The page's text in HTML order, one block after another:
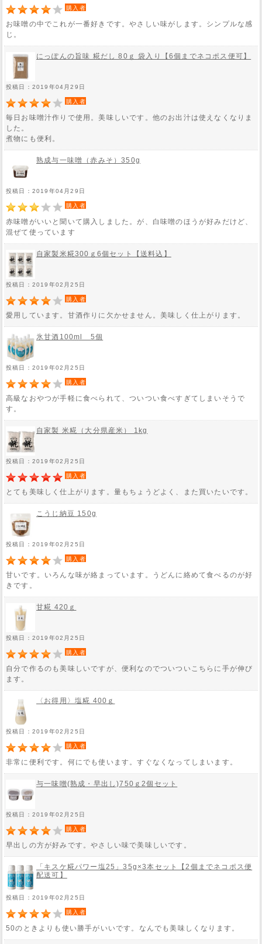
購入者
お味噌の中でこれが一番好きです。やさしい味がします。シンプルな感
じ。
にっぽんの旨味 糀だし 80ｇ 袋入り【6個までネコポス便可】
投稿日：2019年04月29日
購入者
毎日お味噌汁作りで使用。美味しいです。他のお出汁は使えなくなりま
した。
煮物にも便利。
熟成与一味噌（赤みそ）350g
投稿日：2019年04月29日
購入者
赤味噌がいいと聞いて購入しました。が、白味噌のほうが好みだけど、
混ぜて使っています
自家製米糀300ｇ6個セット【送料込】
投稿日：2019年02月25日
購入者
愛用しています。甘酒作りに欠かせません。美味しく仕上がります。
氷甘酒100ml 5個
投稿日：2019年02月25日
購入者
高級なおやつが手軽に食べられて、ついつい食べすぎてしまいそうで
す。
自家製 米糀（大分県産米） 1kg
投稿日：2019年02月25日
購入者
とても美味しく仕上がります。量もちょうどよく、また買いたいです。
こうじ納豆 150g
投稿日：2019年02月25日
購入者
甘いです。いろんな味が絡まっています。うどんに絡めて食べるのが好
きです。
甘糀 420ｇ
投稿日：2019年02月25日
購入者
自分で作るのも美味しいですが、便利なのでついついこちらに手が伸び
ます。
〈お得用〉塩糀 400ｇ
投稿日：2019年02月25日
購入者
非常に便利です。何にでも使います。すぐなくなってしまいます。
与一味噌(熟成・早出し)750ｇ2個セット
投稿日：2019年02月25日
購入者
早出しの方が好みです。やさしい味で美味しいです。
「キスケ糀パワー塩25」35g×3本セット【2個までネコポス便
配送可】
投稿日：2019年02月25日
購入者
50のときよりも使い勝手がいいです。なんでも美味しくなります。